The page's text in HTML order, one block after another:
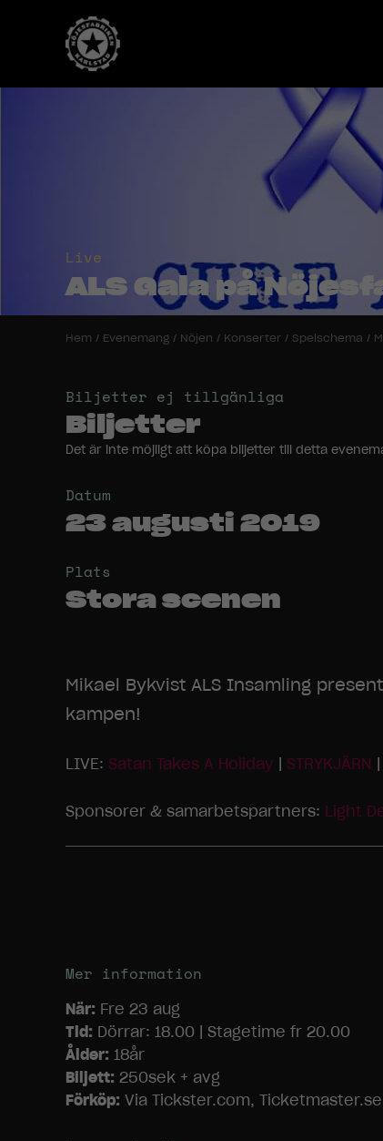
Live
ALS Gala på
Hem / Evenemang / Nöjen / Konserter / Spelschema /
Biljetter ej tillgänliga
Biljetter
Det är inte möjligt att köpa biljetter till detta
Datum
23 augusti 2019
Plats
Stora scenen
Mikael Bykvist ALS Insamling
kampen!
LIVE: Satan Takes A Holiday STRYKJÄRN
Sponsorer & samarbetspartners: Light
Mer information
När: Fre 23 aug
Tid: Dörrar: 18.00 | Stagetime fr 20.00
Ålder: 18år
Biljett: 250sek + avg
Förköp: Via Tickster.com,